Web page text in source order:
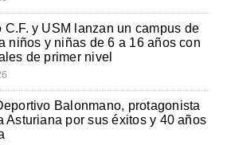
C.F. y USM lanzan un campus de
niños y niñas de 6 a 16 años con
de primer nivel
Balonmano, protagonista
Asturiana por sus éxitos y 40 años